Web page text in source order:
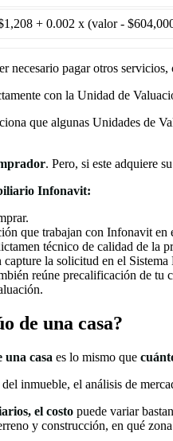
+ 0.002 x (valor -
necesario pagar otros
con la Unidad de
que algunas Unidades de
. Pero, si este adquiere
Infonavit:
que trabajan con Infonavit
técnico de calidad de la
la solicitud en el
reúne precalificación de
de una casa​?
una casa es lo mismo que
inmueble, el análisis de
el costo puede variar
y construcción, en qué